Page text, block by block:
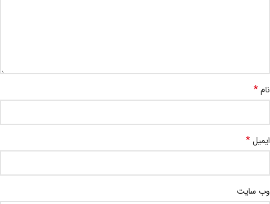
نام*
ایمیل*
وب‌ سایت